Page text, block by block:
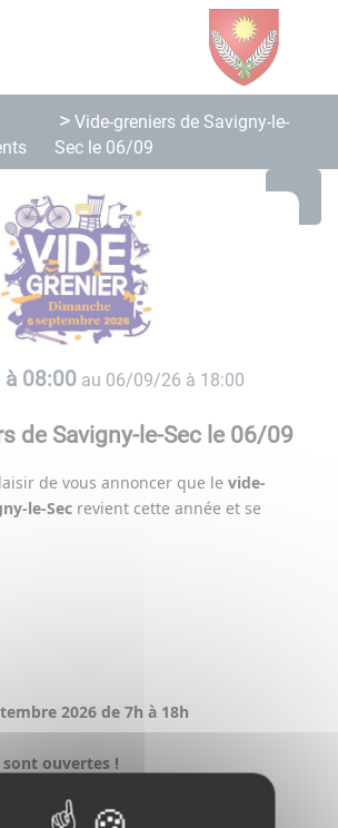
Vide-greniers de Savigny-le-
Sec le 06/09
08:00 au 06/09/26 à 18:00
de Savigny-le-Sec le 06/09
de vous annoncer que levide-
le-Sec revient cette année et se
2026 de 7h à 18h
ouvertes !
année :